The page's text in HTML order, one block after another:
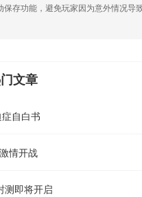
保存功能，避免玩家因为意外情况导
文章
自白书
情开战
测即将开启